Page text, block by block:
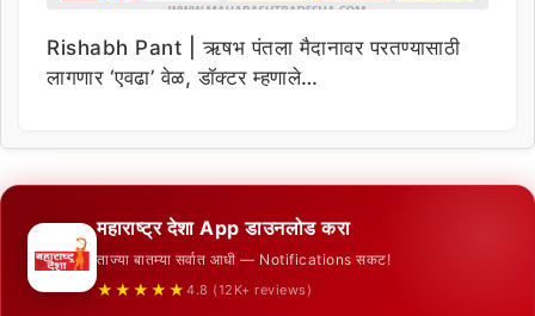
Rishabh Pant | ऋषभ पंतला मैदानावर परतण्यासाठी
लागणार ‘एवढा’ वेळ, डॉक्टर म्हणाले…
महाराष्ट्र देशा App डाउनलोड करा
ताज्या बातम्या सर्वात आधी — Notifications सकट!
★★★★★ 4.8 (12K+ reviews)